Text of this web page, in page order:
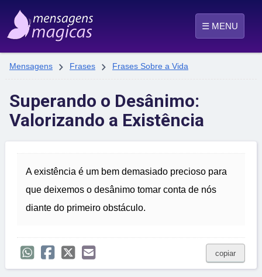
☰ MENU
Mensagens  Frases  Frases Sobre a Vida
Superando o Desânimo:
Valorizando a Existência
A existência é um bem demasiado precioso para
que deixemos o desânimo tomar conta de nós
diante do primeiro obstáculo.
copiar